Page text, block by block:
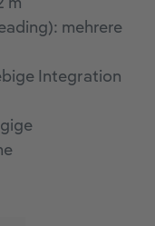
m
mehrere
Integration